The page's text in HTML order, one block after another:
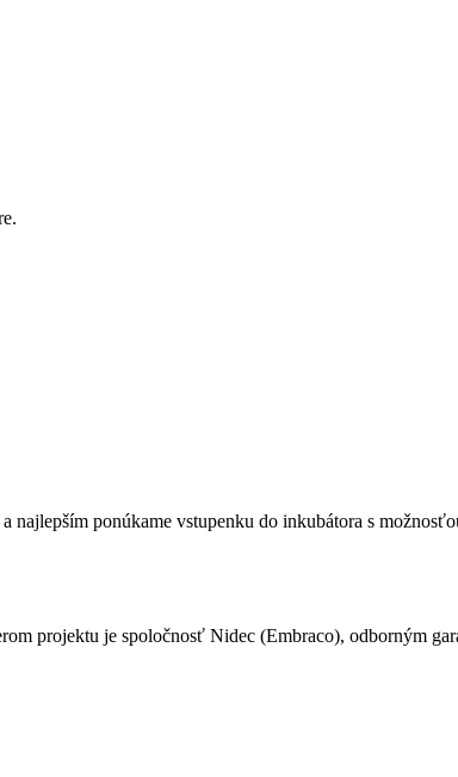
ponúkame vstupenku do inkubátora s
projektu je spoločnosť Nidec (Embraco), odborným